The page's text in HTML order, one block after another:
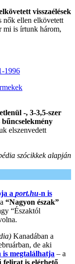
visszaélések
nők ellen elkövetett
mi is írtunk három,
1996
-, 3-3,5-szer
elszenvedett
szócikkek alapján
a port.hu-n is
“Nagyon észak”
“Északtól
Kanadában a
de aki
megtalálhatja – a
felirat is elérhető